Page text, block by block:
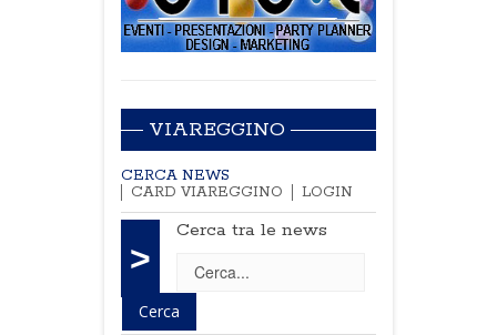
VIAREGGINO
CERCA NEWS
CARD VIAREGGINO
LOGIN
>
Cerca tra le news